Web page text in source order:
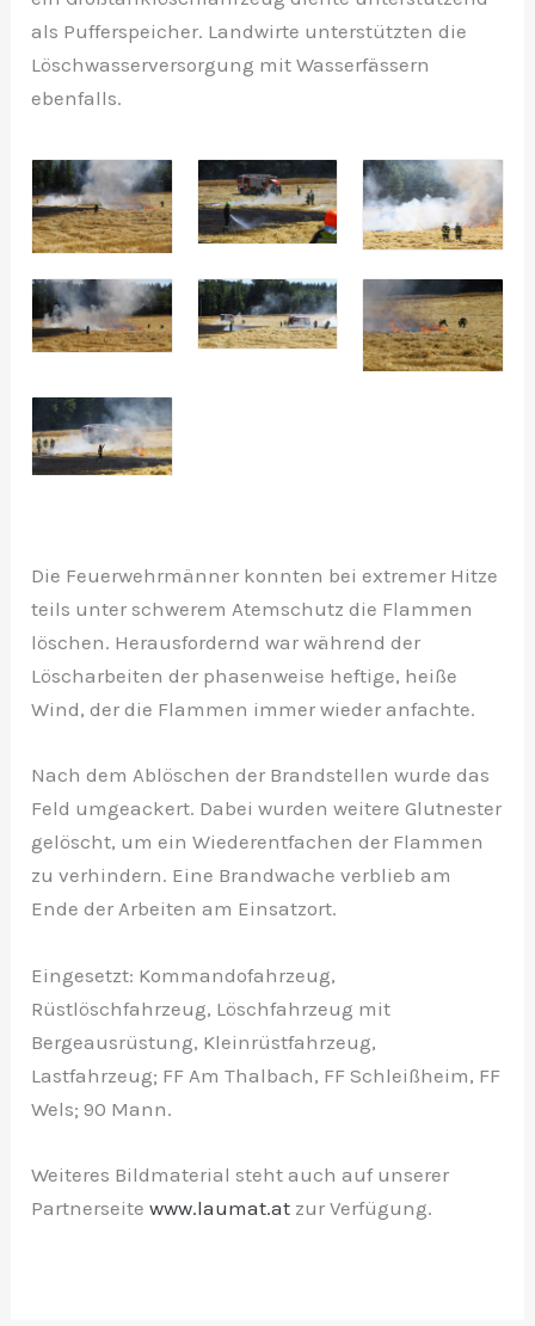
als Pufferspeicher. Landwirte unterstützten die
Löschwasserversorgung mit Wasserfässern
ebenfalls.
Die Feuerwehrmänner konnten bei extremer Hitze
teils unter schwerem Atemschutz die Flammen
löschen. Herausfordernd war während der
Löscharbeiten der phasenweise heftige, heiße
Wind, der die Flammen immer wieder anfachte.
Nach dem Ablöschen der Brandstellen wurde das
Feld umgeackert. Dabei wurden weitere Glutnester
gelöscht, um ein Wiederentfachen der Flammen
zu verhindern. Eine Brandwache verblieb am
Ende der Arbeiten am Einsatzort.
Eingesetzt: Kommandofahrzeug,
Rüstlöschfahrzeug, Löschfahrzeug mit
Bergeausrüstung, Kleinrüstfahrzeug,
Lastfahrzeug; FF Am Thalbach, FF Schleißheim, FF
Wels; 90 Mann.
Weiteres Bildmaterial steht auch auf unserer
Partnerseitewww.laumat.at zur Verfügung.